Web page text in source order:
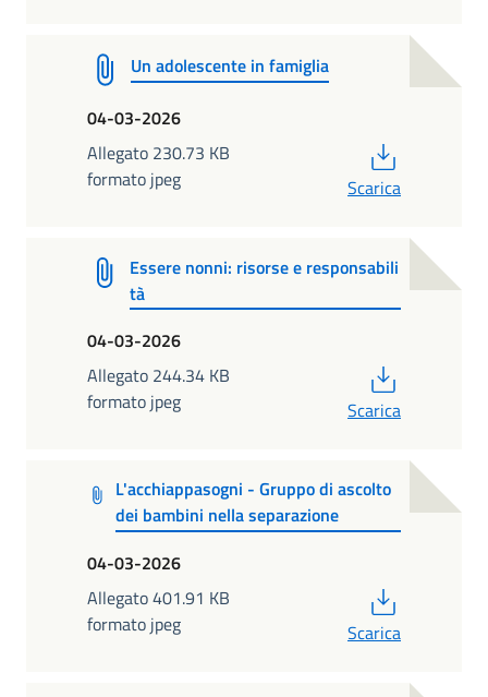
Un adolescente in famiglia
04-03-2026
Allegato 230.73 KB
formato jpeg
Scarica
Essere nonni: risorse e responsabili
tà
04-03-2026
Allegato 244.34 KB
formato jpeg
Scarica
L'acchiappasogni - Gruppo di ascolto
dei bambini nella separazione
04-03-2026
Allegato 401.91 KB
formato jpeg
Scarica